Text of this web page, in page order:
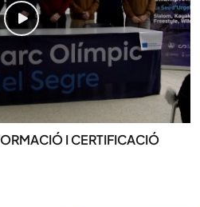
I CERTIFICACIÓ